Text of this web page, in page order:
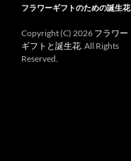
フラワーギフトのための誕生花
Copyright (C) 2026 フラワー
ギフトと誕生花. All Rights
Reserved.